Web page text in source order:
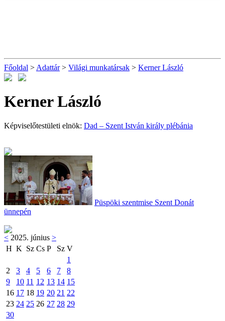
Főoldal > Adattár> Világi munkatársak > Kerner László
Kerner László
Képviselőtestületi elnök: Dad – Szent István király plébánia
Püspöki szentmise Szent Donát
ünnepén
< 2025. június >
H K Sz Cs P Sz V
1
2
3 4 5 6 7
8
9
10 11 12 13 14 15
16 17 18 19 20 21 22
23 24 25 26 27 28 29
30